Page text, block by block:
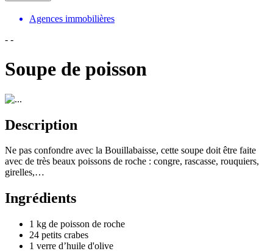
Agences immobilières
- -
Soupe de poisson
Description
Ne pas confondre avec la Bouillabaisse, cette soupe doit être faite
avec de très beaux poissons de roche : congre, rascasse, rouquiers,
girelles,…
Ingrédients
1 kg de poisson de roche
24 petits crabes
1 verre d’huile d'olive